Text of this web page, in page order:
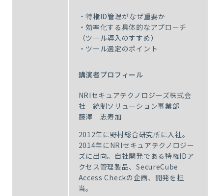
・特権ID管理がなぜ重要か
・効率化する具体的なアプローチ
（ツール導入のすすめ）
・ツール選定のポイント
講演者プロフィール
NRIセキュアテクノロジーズ株式会
社 統制ソリューション事業部
藤澤 志寿加
2012年に野村総合研究所に入社。
2014年にNRIセキュアテクノロジー
ズに出向。自社開発である特権IDア
クセス管理製品、SecureCube
Access Checkの企画、開発を担
当。